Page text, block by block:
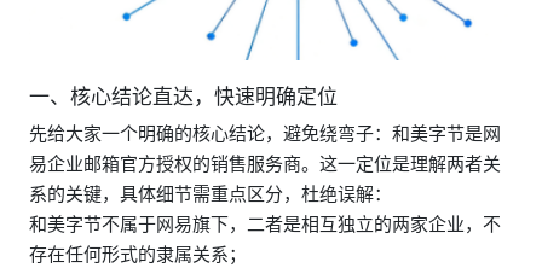
一、核心结论直达，快速明确定位
先给大家一个明确的核心结论，避免绕弯子：和美字节是网
易企业邮箱官方授权的销售服务商。这一定位是理解两者关
系的关键，具体细节需重点区分，杜绝误解：
和美字节不属于网易旗下，二者是相互独立的两家企业，不
存在任何形式的隶属关系；